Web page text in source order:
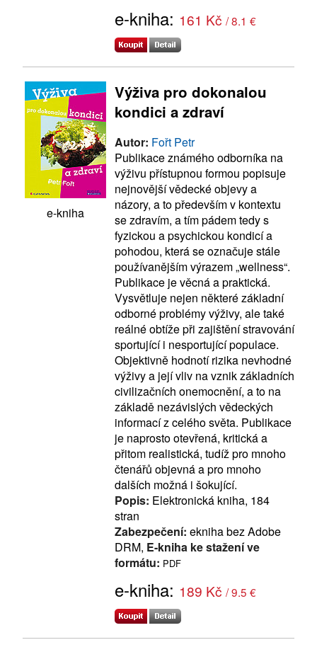
e-kniha: 161 Kč / 8.1 €
e-kniha
Výživa pro dokonalou
kondici a zdraví
Autor: Fořt Petr
Publikace známého odborníka na
výživu přístupnou formou popisuje
nejnovější vědecké objevy a
názory, a to především v kontextu
se zdravím, a tím pádem tedy s
fyzickou a psychickou kondicí a
pohodou, která se označuje stále
používanějším výrazem „wellness“.
Publikace je věcná a praktická.
Vysvětluje nejen některé základní
odborné problémy výživy, ale také
reálné obtíže při zajištění stravování
sportující i nesportující populace.
Objektivně hodnotí rizika nevhodné
výživy a její vliv na vznik základních
civilizačních onemocnění, a to na
základě nezávislých vědeckých
informací z celého světa. Publikace
je naprosto otevřená, kritická a
přitom realistická, tudíž pro mnoho
čtenářů objevná a pro mnoho
dalších možná i šokující.
Popis: Elektronická kniha, 184
stran
Zabezpečení: ekniha bez Adobe
DRM, E-kniha ke stažení ve
formátu: PDF
e-kniha: 189 Kč / 9.5 €